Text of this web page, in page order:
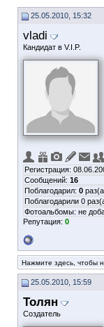
25.05.2010, 15:32
vladi
Кандидат в V.I.P.
Регистрация:
Сообщений: 16
Поблагодарил: 0
Поблагодарили 0
Фотоальбомы: не
Репутация: 0
Нажмите здесь, чтобы
25.05.2010, 15:59
Толян
Создатель